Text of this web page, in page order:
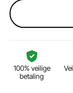
100% veilige
betaling